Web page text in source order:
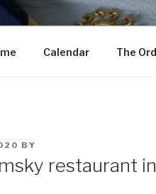
Calendar The
BY
restaurant